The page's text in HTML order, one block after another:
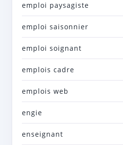
emploi paysagiste
emploi saisonnier
emploi soignant
emplois cadre
emplois web
engie
enseignant